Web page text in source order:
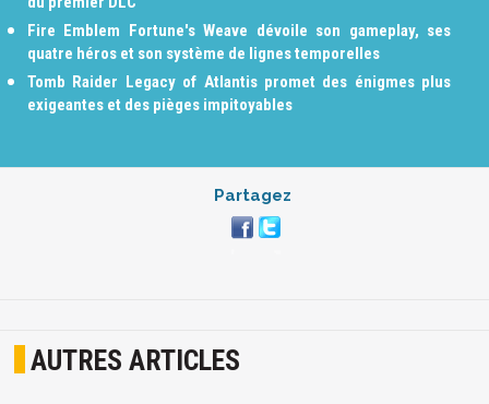
Fire Emblem Fortune's Weave dévoile son gameplay, ses
quatre héros et son système de lignes temporelles
Tomb Raider Legacy of Atlantis promet des énigmes plus
exigeantes et des pièges impitoyables
Partagez
AUTRES ARTICLES